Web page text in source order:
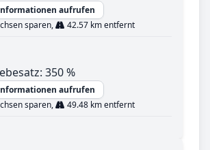
aufrufen
sparen,
42.57 km entfernt
350 %
aufrufen
sparen,
49.48 km entfernt